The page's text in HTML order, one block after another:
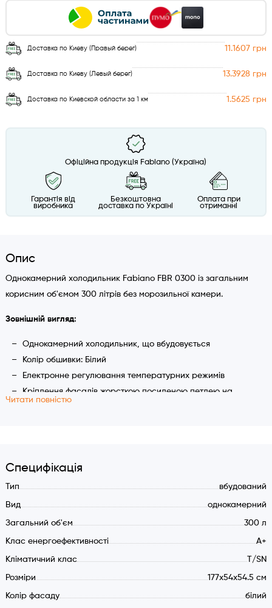
Доставка по Киеву (Правый берег) 11.1607 грн
Доставка по Киеву (Левый берег) 13.3928 грн
Доставка по Киевской области за 1 км 1.5625 грн
Офіційна продукція Fabiano (Україна)
Гарантія від
виробника
Безкоштовна
доставка по Україні
Оплата при
отриманні
Опис
Однокамерний холодильник Fabiano FBR 0300 із загальним
корисним об'ємом 300 літрів без морозильної камери.
Зовнішній вигляд:
Однокамерний холодильник, що вбудовується
Колір обшивки: Білий
Електронне регулювання температурних режимів
Кріплення фасадів жорсткою посиленою петлею на
Тип підключення: Електрика 220-240 V/50 Hz.
Кількість компресорів: 1
Тип холодоагенту: R600a
Мережевий кабель з вилкою VDE
Кліматичний клас: T/SN
Рівень акустичного тиску 40 дБ(А)
Читати повністю
Специфікація
Тип вбудований
Вид однокамерний
Загальний об'єм 300 л
Клас енергоефективності A+
Кліматичний клас T/SN
Розміри 177x54x54.5 см
Колір фасаду білий